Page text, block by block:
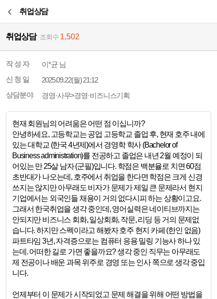
취업상담
취업상담 조회수 1,502
작 성 자
이*균 님
신 청 일
2025.09.22(월) 21:12
상담분야
경영·사무>경영·비즈니스기획
현재 회원님의 어려움은 어떤 점 이십니까?
안녕하세요, 고등학교는 공업 고등학교 졸업 후, 현재 호주 내에
있는 대학교 (한국 4년제)에서 경영학 학사 (Bachelor of
Business administration)를 전공하고 졸업은 내년 2월 예정이 되
어있는 만 25살 남자 (군필)입니다. 학점은 백분율로 치면 60점
초반대가 나오는데, 호주에서 취업을 한다면 학점은 크게 신경
쓰지는 않지만 아무래도 비자가 문제가 제일 큰 문제라서 현지
기업에서는 외국인들 채용이 거의 없다시피 하는 상황이고요.
그래서 한국취업을 생각 중인데, 영어실력은 네이티브까지는
안되지만 비즈니스 회화, 일상회화, 작문, 리딩 등 거의 문제없
습니다. 하지만 스펙이라고 해봤자 호주 현지 카페 (한인 없음)
파트타임 3년, 자격증으로는 컴퓨터 응용 밀링 기능사 하나 있
는데. 어떠한 길로 가면 좋을까요? 생각 중인 직무는 아무래도
제 전공이나 배운 과목 위주로 경영 또는 인사 쪽으로 생각 중입
니다.
언제부터 이 문제가 시작되었고 문제 해결을 위해 어떤 방법을